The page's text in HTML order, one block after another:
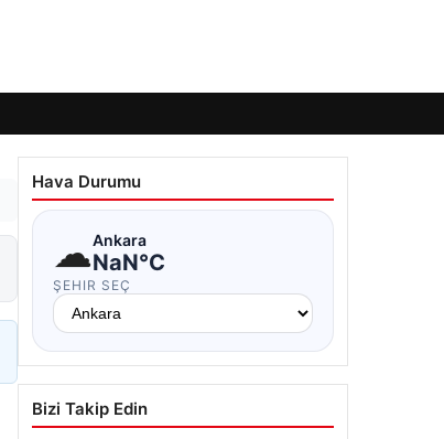
Hava Durumu
☁Ankara
NaN°C
ŞEHIR SEÇ
Bizi Takip Edin